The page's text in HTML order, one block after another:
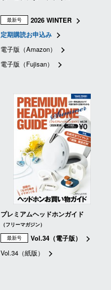
最新号
2026 WINTER
定期購読お申込み
電子版（Amazon）
電子版（Fujisan）
プレミアムヘッドホンガイド
（フリーマガジン）
最新号
Vol.34（電子版）
Vol.34（紙版）